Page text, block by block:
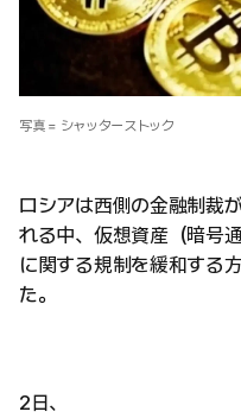
写真 = シャッターストック
ロシアは西側の金融制裁
れる中、仮想資産（暗号通
に関する規制を緩和する
た。
2日、